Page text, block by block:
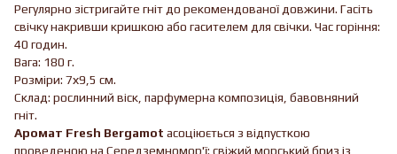
Регулярно зістригайте гніт до рекомендованої довжини. Гасіть
свічку накривши кришкою або гасителем для свічки. Час горіння:
40 годин.
Вага: 180 г.
Розміри: 7х9,5 см.
Склад: рослинний віск, парфумерна композиція, бавовняний
гніт.
Аромат Fresh Bergamot асоціюється з відпусткою
проведеною на Середземномор'ї: свіжий морський бриз із